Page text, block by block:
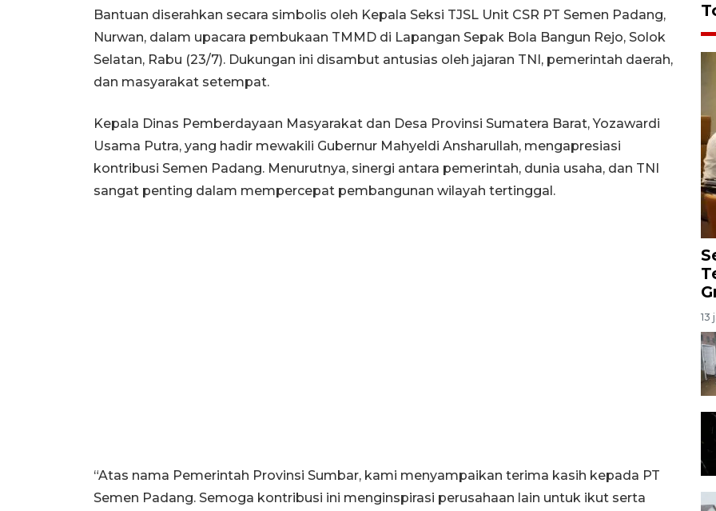
Bantuan diserahkan secara simbolis oleh Kepala Seksi TJSL Unit CSR PT Semen Padang,
Nurwan, dalam upacara pembukaan TMMD di Lapangan Sepak Bola Bangun Rejo, Solok
Selatan, Rabu (23/7). Dukungan ini disambut antusias oleh jajaran TNI, pemerintah daerah,
dan masyarakat setempat.
Kepala Dinas Pemberdayaan Masyarakat dan Desa Provinsi Sumatera Barat, Yozawardi
Usama Putra, yang hadir mewakili Gubernur Mahyeldi Ansharullah, mengapresiasi
kontribusi Semen Padang. Menurutnya, sinergi antara pemerintah, dunia usaha, dan TNI
sangat penting dalam mempercepat pembangunan wilayah tertinggal.
“Atas nama Pemerintah Provinsi Sumbar, kami menyampaikan terima kasih kepada PT
Semen Padang. Semoga kontribusi ini menginspirasi perusahaan lain untuk ikut serta
13